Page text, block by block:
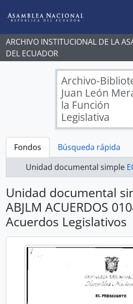
ARCHIVO INSTITUCIONAL DE LA
DEL ECUADOR
Archivo-
Juan León
la Función
Legislativa
Fondos
Búsqueda rápida
Unidad documental simple EC
Unidad documental
ABJLM ACUERDOS
Acuerdos Legislativos